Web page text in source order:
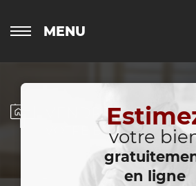
MENU
VENDRE
VOTRE BIENvotre
en ligne